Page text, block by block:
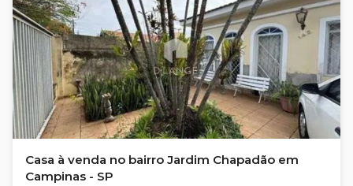
Casa à venda no bairro Jardim Chapadão em
Campinas - SP